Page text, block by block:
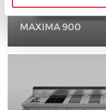
MAXIMA 900